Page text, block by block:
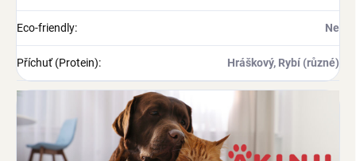
Eco-friendly: Ne
Příchuť (Protein): Hráškový, Rybí (různé)